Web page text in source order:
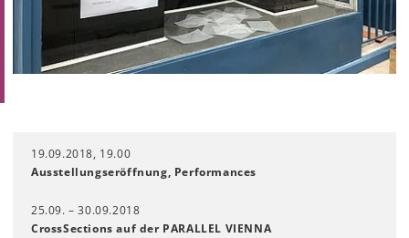
19.09.2018, 19.00
Ausstellungseröffnung, Performances
25.09. – 30.09.2018
CrossSections auf der PARALLEL VIENNA